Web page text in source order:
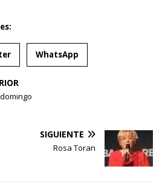
WhatsApp
SIGUIENTE
Rosa Toran